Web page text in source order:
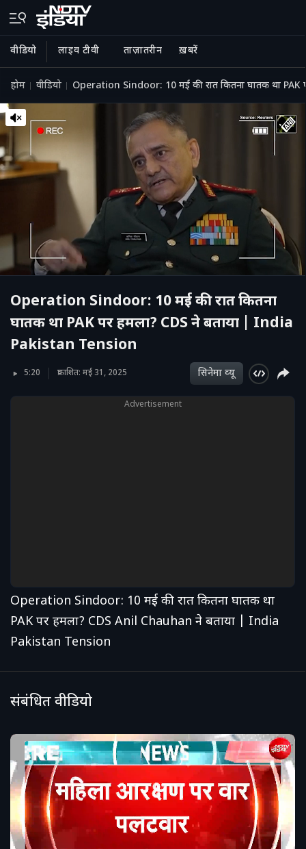
वीडियो लाइव टीवी ताज़ातरीन ख़बरें
होम वीडियो Operation Sindoor: 10 मई की रात कितना घातक था
Operation Sindoor: 10 मई की रात कितना
घातक था PAK पर हमला? CDS ने बताया | India
Pakistan Tension
5:20 प्रकाशित: मई 31, 2025 सिनेमा व्‍यू
Advertisement
Operation Sindoor: 10 मई की रात कितना घातक था
PAK पर हमला? CDS Anil Chauhan ने बताया | India
Pakistan Tension
संबंधित वीडियो